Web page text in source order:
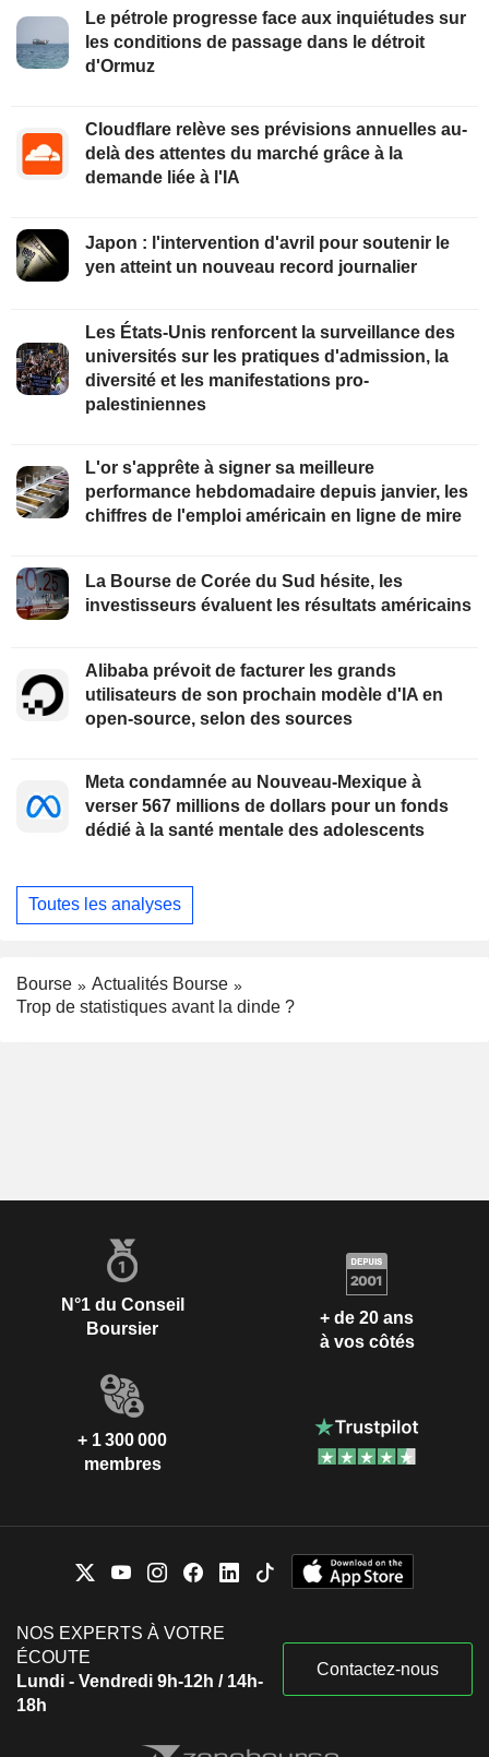
Le pétrole progresse face aux inquiétudes sur
les conditions de passage dans le détroit
d'Ormuz
Cloudflare relève ses prévisions annuelles au-
delà des attentes du marché grâce à la
demande liée à l'IA
Japon : l'intervention d'avril pour soutenir le
yen atteint un nouveau record journalier
Les États-Unis renforcent la surveillance des
universités sur les pratiques d'admission, la
diversité et les manifestations pro-
palestiniennes
L'or s'apprête à signer sa meilleure
performance hebdomadaire depuis janvier, les
chiffres de l'emploi américain en ligne de mire
La Bourse de Corée du Sud hésite, les
investisseurs évaluent les résultats américains
Alibaba prévoit de facturer les grands
utilisateurs de son prochain modèle d'IA en
open-source, selon des sources
Meta condamnée au Nouveau-Mexique à
verser 567 millions de dollars pour un fonds
dédié à la santé mentale des adolescents
Toutes les analyses
Bourse
Actualités Bourse
Trop de statistiques avant la dinde ?
N°1 du Conseil
Boursier
+ de 20 ans
à vos côtés
+ 1 300 000
membres
NOS EXPERTS À VOTRE
ÉCOUTE
Lundi - Vendredi 9h-12h / 14h-
18h
Contactez-nous